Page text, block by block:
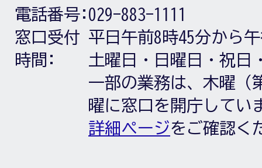
電話番号: 029-883-1111
窓口受付
時間:
平日午前8時45分から
土曜日・日曜日・祝日
一部の業務は、木曜（
曜に窓口を開庁してい
詳細ページをご確認く